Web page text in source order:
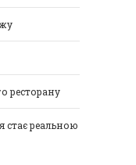
ресторану
стає реальною